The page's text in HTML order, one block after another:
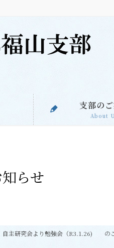
支部の
About
らせ
自主研究会より勉強会（R3.1.26) の